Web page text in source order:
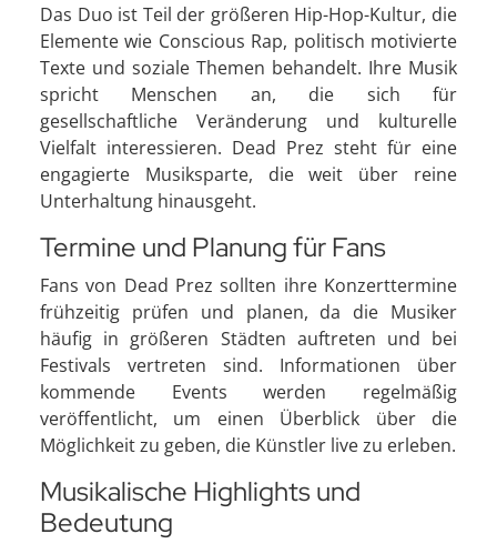
Das Duo ist Teil der größeren Hip-Hop-Kultur, die
Elemente wie Conscious Rap, politisch motivierte
Texte und soziale Themen behandelt. Ihre Musik
spricht Menschen an, die sich für
gesellschaftliche Veränderung und kulturelle
Vielfalt interessieren. Dead Prez steht für eine
engagierte Musiksparte, die weit über reine
Unterhaltung hinausgeht.
Termine und Planung für Fans
Fans von Dead Prez sollten ihre Konzerttermine
frühzeitig prüfen und planen, da die Musiker
häufig in größeren Städten auftreten und bei
Festivals vertreten sind. Informationen über
kommende Events werden regelmäßig
veröffentlicht, um einen Überblick über die
Möglichkeit zu geben, die Künstler live zu erleben.
Musikalische Highlights und
Bedeutung